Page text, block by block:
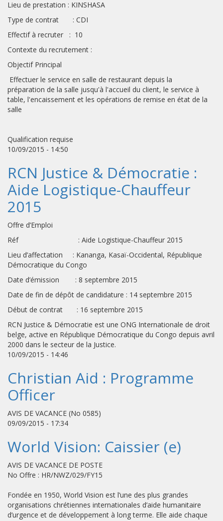
Lieu de prestation : KINSHASA
Type de contrat : CDI
Effectif à recruter : 10
Contexte du recrutement :
Objectif Principal
Effectuer le service en salle de restaurant depuis la
préparation de la salle jusqu'à l'accueil du client, le service à
table, l'encaissement et les opérations de remise en état de la
salle
Qualification requise
10/09/2015 - 14:50
RCN Justice & Démocratie :
Aide Logistique-Chauffeur
2015
Offre d’Emploi
Réf : Aide Logistique-Chauffeur 2015
Lieu d’affectation : Kananga, Kasaï-Occidental, République
Démocratique du Congo
Date d’émission : 8 septembre 2015
Date de fin de dépôt de candidature : 14 septembre 2015
Début de contrat : 16 septembre 2015
RCN Justice & Démocratie est une ONG Internationale de droit
belge, active en République Démocratique du Congo depuis avril
2000 dans le secteur de la Justice.
10/09/2015 - 14:46
Christian Aid : Programme
Officer
AVIS DE VACANCE (No 0585)
09/09/2015 - 17:34
World Vision: Caissier (e)
AVIS DE VACANCE DE POSTE
No Offre : HR/NWZ/029/FY15
Fondée en 1950, World Vision est l’une des plus grandes
organisations chrétiennes internationales d’aide humanitaire
d’urgence et de développement à long terme. Elle aide chaque